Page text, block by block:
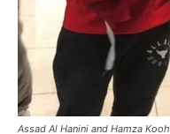
Assad Al Hanini and Hamza